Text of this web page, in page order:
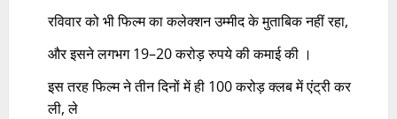
रविवार को भी फिल्म का कलेक्शन उम्मीद के मुताबिक नहीं रहा,
और इसने लगभग 19–20 करोड़ रुपये की कमाई की ।
इस तरह फिल्म ने तीन दिनों में ही 100 करोड़ क्लब में एंट्री कर
ली, ले